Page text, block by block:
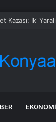
Kazası: İki Yaralı
EKONOMI